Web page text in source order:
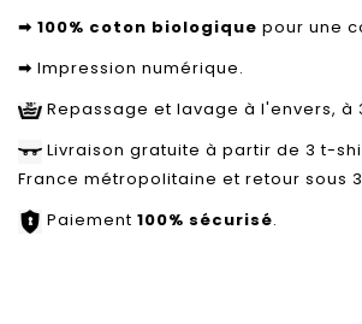
➡ 100% coton biologique pour une
➡ Impression numérique.
Repassage et lavage à l'envers, à
Livraison gratuite à partir de 3 t-
France métropolitaine et retour sous
Paiement 100% sécurisé.